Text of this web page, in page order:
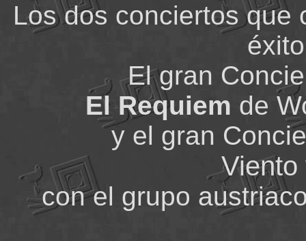
Los dos conciertos que
El gran
El Requiem de
y el gran
Viento
con el grupo